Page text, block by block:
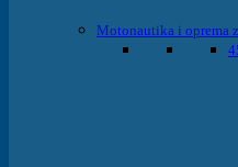
Motonautika i oprema